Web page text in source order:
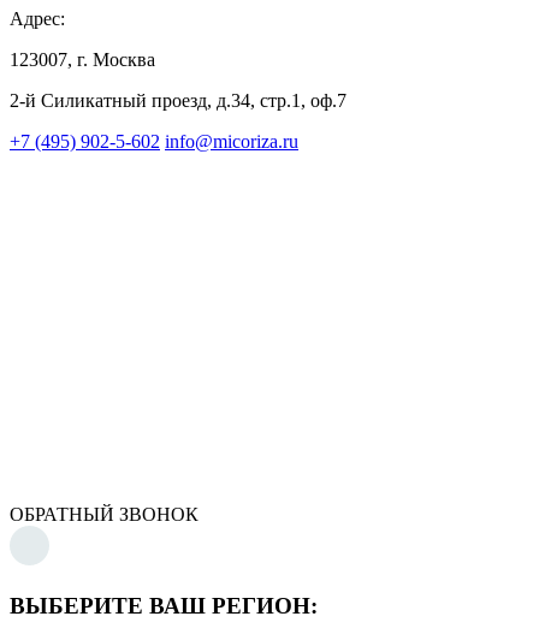
Адрес:
123007, г. Москва
2-й Силикатный проезд, д.34, стр.1, оф.7
+7 (495) 902-5-602 info@micoriza.ru
ОБРАТНЫЙ ЗВОНОК
ВЫБЕРИТЕ ВАШ РЕГИОН: